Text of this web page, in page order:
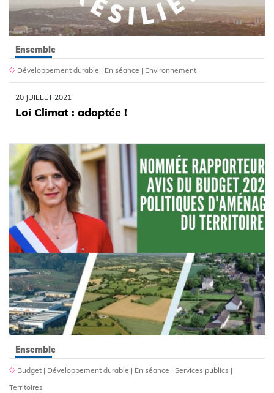
Ensemble
Développement durable | En séance | Environnement
20 JUILLET 2021
Loi Climat : adoptée !
Ensemble
Budget | Développement durable | En séance |Services publics |
Territoires